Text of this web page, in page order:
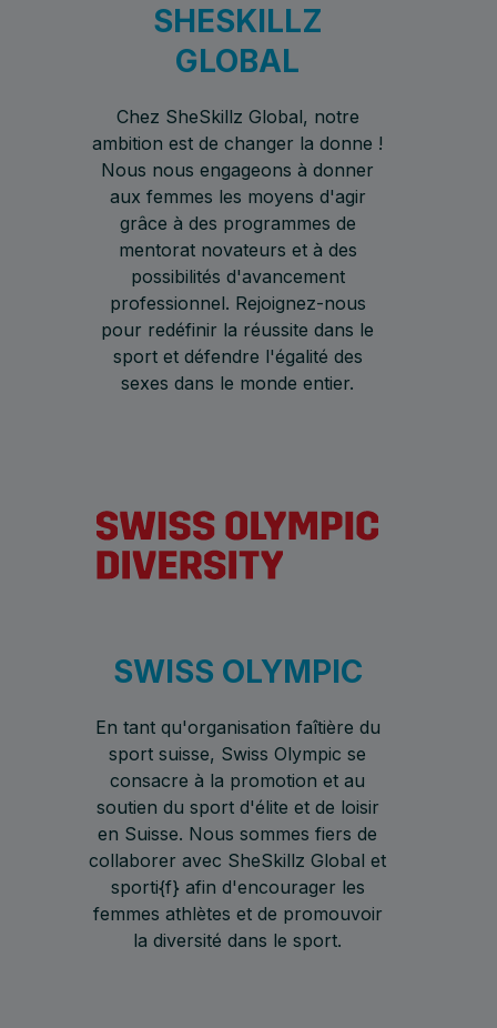
SHESKILLZ
GLOBAL
Chez SheSkillz Global, notre
ambition est de changer la donne !
Nous nous engageons à donner
aux femmes les moyens d'agir
grâce à des programmes de
mentorat novateurs et à des
possibilités d'avancement
professionnel. Rejoignez-nous
pour redéfinir la réussite dans le
sport et défendre l'égalité des
sexes dans le monde entier.
SWISS OLYMPIC
En tant qu'organisation faîtière du
sport suisse, Swiss Olympic se
consacre à la promotion et au
soutien du sport d'élite et de loisir
en Suisse. Nous sommes fiers de
collaborer avec SheSkillz Global et
sporti{f} afin d'encourager les
femmes athlètes et de promouvoir
la diversité dans le sport.